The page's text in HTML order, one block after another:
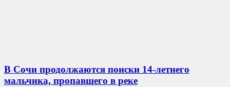
В Сочи продолжаются поиски 14-летнего
мальчика, пропавшего в реке